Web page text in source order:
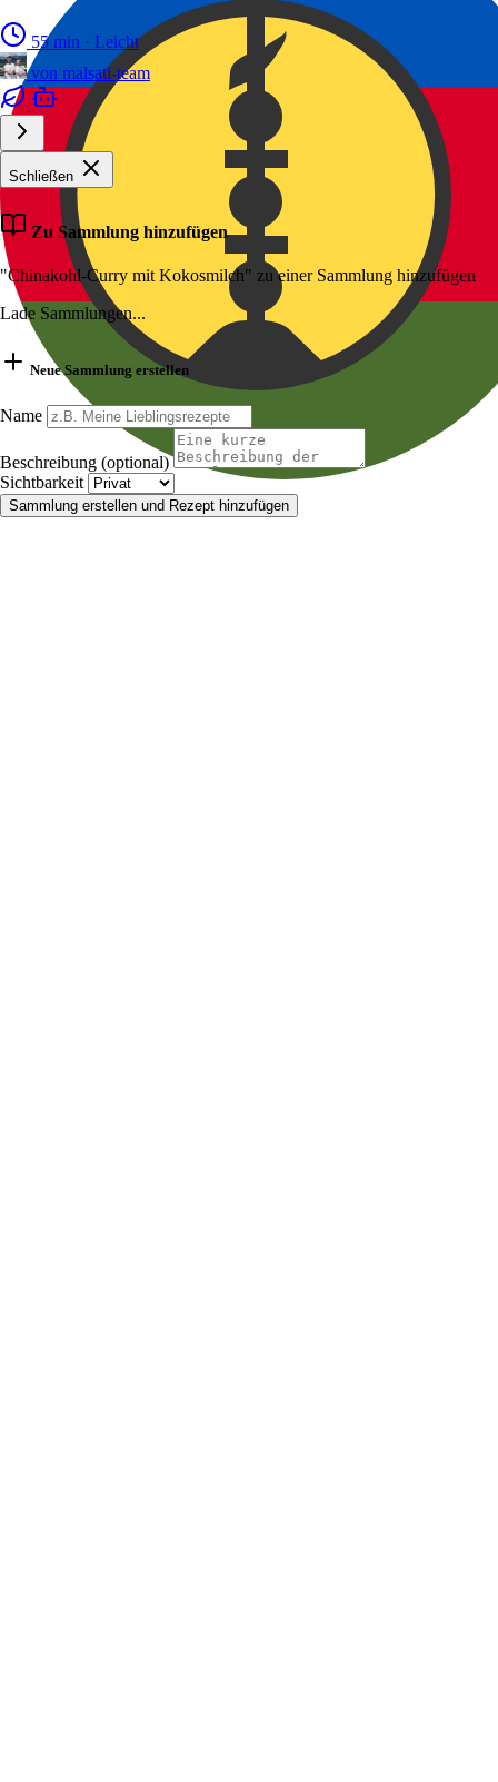
55 min · Leicht
von malsati-team
Schließen
Zu Sammlung hinzufügen
"Chinakohl-Curry mit Kokosmilch" zu einer Sammlung hinzufügen
Lade Sammlungen...
Neue Sammlung erstellen
Name
Beschreibung (optional)
Sichtbarkeit
Sammlung erstellen und Rezept hinzufügen